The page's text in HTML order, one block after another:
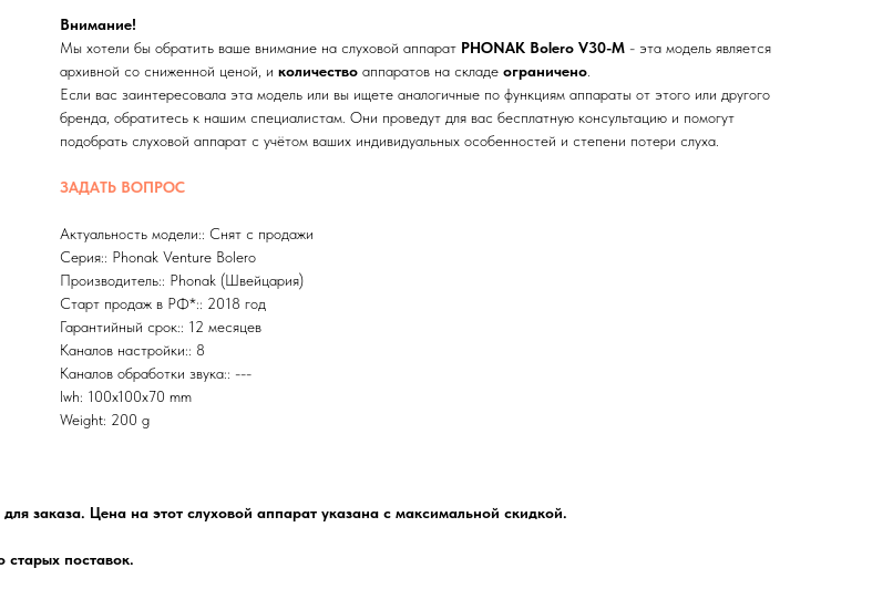
Внимание!
Мы хотели бы обратить ваше внимание на слуховой аппарат PHONAK Bolero V30-M - эта модель является
архивной со сниженной ценой, и количество аппаратов на складе ограничено
Если вас заинтересовала эта модель или вы ищете аналогичные по функциям аппараты от этого или другого
бренда, обратитесь к нашим специалистам. Они проведут для вас бесплатную консультацию и помогут
подобрать слуховой аппарат с учётом ваших индивидуальных особенностей и степени потери слуха.
ЗАДАТЬ ВОПРОС
Актуальность модели:: Снят с продажи
Серия:: Phonak Venture Bolero
Производитель:: Phonak (Швейцария)
Старт продаж в РФ*:: 2018 год
Гарантийный срок:: 12 месяцев
Каналов настройки:: 8
Каналов обработки звука:: ---
lwh: 100x100x70 mm
Weight: 200 g
заказа. Цена на этот слуховой аппарат указана с максимальной скидкой.
старых поставок.